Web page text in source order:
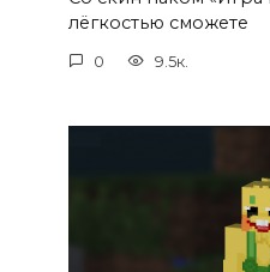
лёгкостью сможете
0 9.5к.